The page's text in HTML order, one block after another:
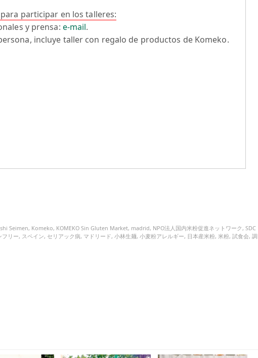
participar en los talleres:
y prensa: e-mail.
incluye taller con regalo de productos de Komeko.
Seimen, Komeko, KOMEKO Sin Gluten Market, madrid, NPO法人国内米粉促進ネットワーク , SDC
フリー, スペイン, セリアック病, マドリード, 小林生麺, 小麦粉アレルギー, 日本産米粉, 米粉, 試食会, 調